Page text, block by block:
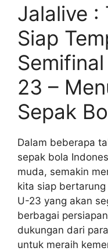
Jalalive :
Siap
23 –
Sepak
Dalam beberapa
sepak bola
muda, semakin
kita siap
U-23 yang akan
berbagai
dukungan dari
untuk meraih